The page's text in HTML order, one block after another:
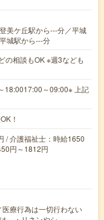
美ケ丘駅から---分／平城
城駅から---分
の相談もOK ※週3なども
18:0017:00～09:00※ 上記
！
/ 介護福祉士：時給1650
円～1812円
療行為は一切行わない